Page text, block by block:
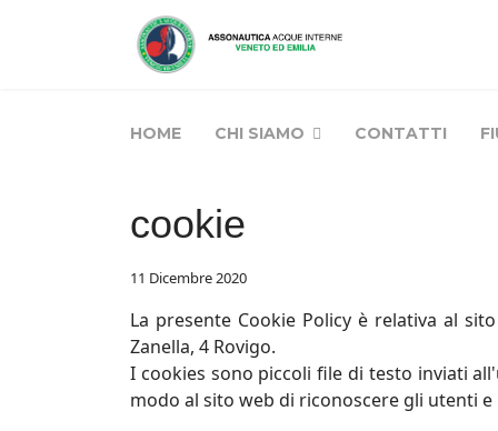
HOME CHI SIAMO CONTATTI
cookie
11 Dicembre 2020
La presente Cookie Policy è relativa al
Zanella, 4 Rovigo.
I cookies sono piccoli file di testo inviati
modo al sito web di riconoscere gli utenti